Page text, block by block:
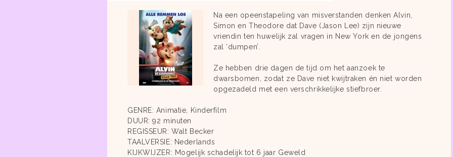
Na een opeenstapeling van misverstanden denken Alvin,
Simon en Theodore dat Dave (Jason Lee) zijn nieuwe
vriendin ten huwelijk zal vragen in New York en de jongens
zal ‘dumpen’.
Ze hebben drie dagen de tijd om het aanzoek te
dwarsbomen, zodat ze Dave niet kwijtraken én niet worden
opgezadeld met een verschrikkelijke stiefbroer.
GENRE: Animatie, Kinderfilm
DUUR: 92 minuten
REGISSEUR: Walt Becker
TAALVERSIE: Nederlands
KIJKWIJZER: Mogelijk schadelijk tot 6 jaar Geweld